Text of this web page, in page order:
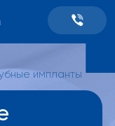
импланты